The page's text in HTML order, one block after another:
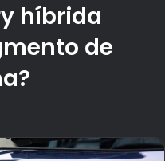
híbrida
de